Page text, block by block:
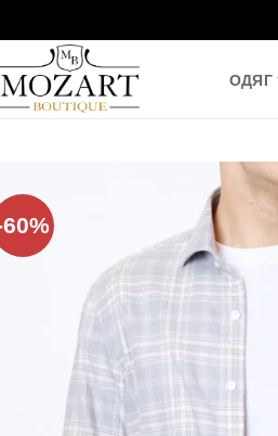
ОДЯГ